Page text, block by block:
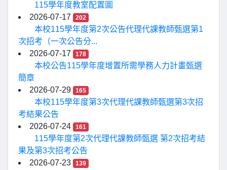
115學年度教室配置圖
2026-07-17
202
本校115學年度第2次公告代理代課教師甄選第1
次招考（一次公告分...
2026-07-17
178
本校公告115學年度增置所需學務人力計畫甄選
簡章
2026-07-29
165
本校115學年度第3次代理代課教師甄選第3次招
考結果公告
2026-07-24
161
115學年度第2次代理代課教師甄選 第2次招考結
果及第3次招考公告
2026-07-23
139